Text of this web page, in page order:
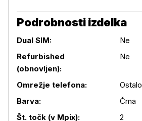
Podrobnosti izdelka
Podrobnosti izdelka
Dual SIM:
Ne
Refurbished
(obnovljen):
Ne
Omrežje telefona:
Ostalo
Barva:
Črna
Št. točk (v Mpix):
2